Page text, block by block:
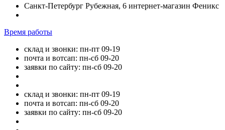
Санкт-Петербург Рубежная, 6 интернет-магазин Феникс
Время работы
склад и звонки: пн-пт 09-19
почта и вотсап: пн-сб 09-20
заявки по сайту: пн-сб 09-20
склад и звонки: пн-пт 09-19
почта и вотсап: пн-сб 09-20
заявки по сайту: пн-сб 09-20